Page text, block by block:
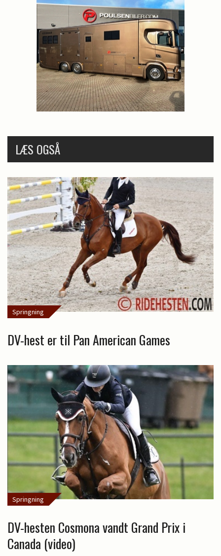
LÆS OGSÅ
Springning
DV-hest er til Pan American Games
Springning
DV-hesten Cosmona vandt Grand Prix i
Canada (video)